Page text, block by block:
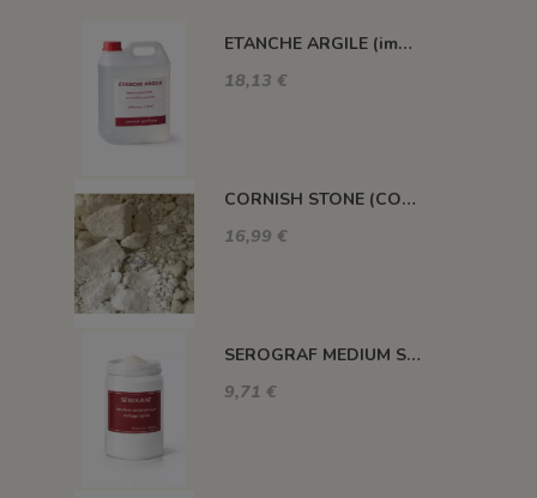
ETANCHE ARGILE (impermeabilisant pour pièce poreuse)
18,13 €
CORNISH STONE (CORNWALL STONE)
16,99 €
SEROGRAF MEDIUM SERIGRAPHIQUE SECHAGE RAPIDE
9,71 €